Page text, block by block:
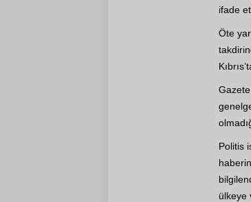
ifade
Öte
Politis
ülkeye